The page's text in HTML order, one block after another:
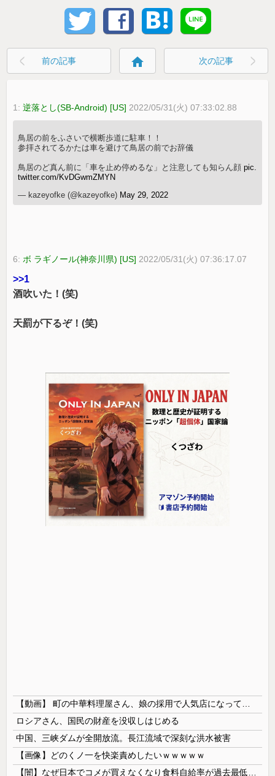
前の記事 home 次の記事
1:逆落とし(SB-Android) [US] 2022/05/31(火) 07:33:02.88
鳥居の前をふさいで横断歩道に駐車！！
参拝されてるかたは車を避けて鳥居の前でお辞儀
鳥居のど真ん前に「車を止め停めるな」と注意しても知らん顔pic.
twitter.com/KvDGwmZMYN
— kazeyofke (@kazeyofke) May 29, 2022
6:ボ ラギノール(神奈川県) [US] 2022/05/31(火) 07:36:17.07
>>1
酒吹いた！(笑)
天罰が下るぞ！(笑)
ロシアさん、国民の財産を没収しはじめる
中国、三峡ダムが全開放流。長江流域で深刻な洪水被害
【画像】どのくノ一を快楽責めしたいｗｗｗｗｗ